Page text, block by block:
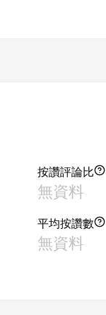
按讚評論比
無資料
平均按讚數
無資料